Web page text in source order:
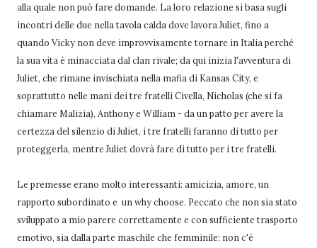
alla quale non può fare domande. La loro relazione si basa sugli
incontri delle due nella tavola calda dove lavora Juliet, fino a
quando Vicky non deve improvvisamente tornare in Italia perché
la sua vita è minacciata dal clan rivale; da qui inizia l'avventura di
Juliet, che rimane invischiata nella mafia di Kansas City, e
soprattutto nelle mani dei tre fratelli Civella, Nicholas (che si fa
chiamare Malizia), Anthony e William - da un patto per avere la
certezza del silenzio di Juliet, i tre fratelli faranno di tutto per
proteggerla, mentre Juliet dovrà fare di tutto per i tre fratelli.
Le premesse erano molto interessanti: amicizia, amore, un
rapporto subordinato e un why choose. Peccato che non sia stato
sviluppato a mio parere correttamente e con sufficiente trasporto
emotivo, sia dalla parte maschile che femminile: non c'è